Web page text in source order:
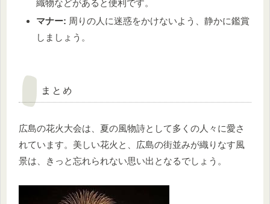
織物などがあると便利です。
マナー: 周りの人に迷惑をかけないよう、静かに鑑賞
しましょう。
まとめ
広島の花火大会は、夏の風物詩として多くの人々に愛さ
れています。美しい花火と、広島の街並みが織りなす風
景は、きっと忘れられない思い出となるでしょう。